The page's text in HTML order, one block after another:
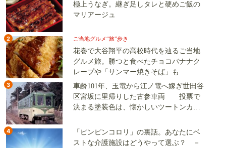
極上うなぎ。継ぎ足しタレと硬めご飯の
マリアージュ
2 ご当地グルメ“旅”歩き
花巻で大谷翔平の高校時代を辿るご当地
グルメ旅。勝つと食べたチョコバナナク
レープや「サンマー焼きそば」も
3
車齢101年、玉電から江ノ電へ嫁ぎ世田谷
区宮坂に里帰りした古参車両 投票で
決まる塗装色は、懐かしいツートンカラ
4
「ピンピンコロリ」の裏話。あなたにベ
ストな介護施設はどうやって選ぶ？ －